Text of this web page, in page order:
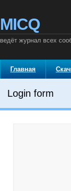
MICQ
ведёт журнал всех
Главная
Login form